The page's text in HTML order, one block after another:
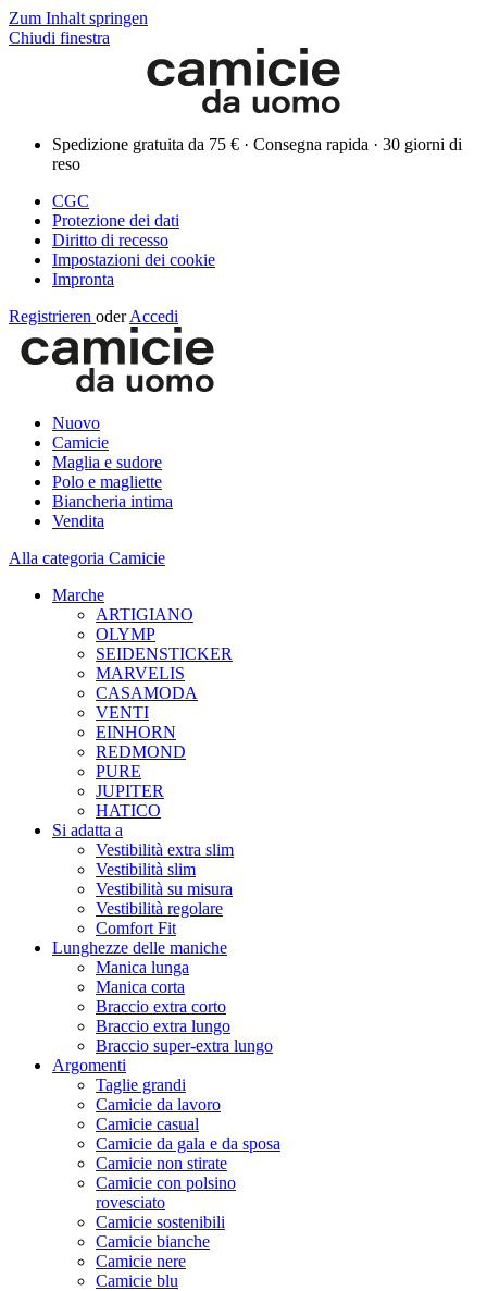
Zum Inhalt springen
Chiudi finestra
Spedizione gratuita da 75 € · Consegna rapida · 30 giorni di
reso
CGC
Protezione dei dati
Diritto di recesso
Impostazioni dei cookie
Impronta
Registrieren oder Accedi
Nuovo
Camicie
Maglia e sudore
Polo e magliette
Biancheria intima
Vendita
Alla categoria Camicie
Marche
ARTIGIANO
OLYMP
SEIDENSTICKER
MARVELIS
CASAMODA
VENTI
EINHORN
REDMOND
PURE
JUPITER
HATICO
Si adatta a
Vestibilità extra slim
Vestibilità slim
Vestibilità su misura
Vestibilità regolare
Comfort Fit
Lunghezze delle maniche
Manica lunga
Manica corta
Braccio extra corto
Braccio extra lungo
Braccio super-extra lungo
Argomenti
Taglie grandi
Camicie da lavoro
Camicie casual
Camicie da gala e da sposa
Camicie non stirate
Camicie con polsino
rovesciato
Camicie sostenibili
Camicie bianche
Camicie nere
Camicie blu